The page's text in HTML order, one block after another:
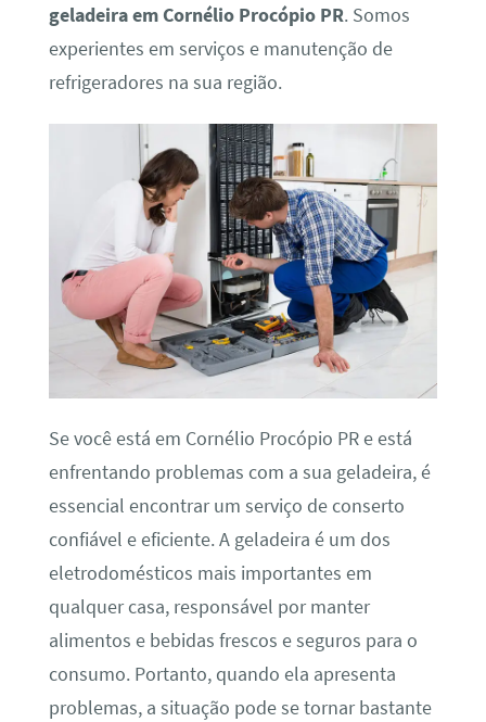
geladeira em Cornélio Procópio PR. Somos
experientes em serviços e manutenção de
refrigeradores na sua região.
Se você está em Cornélio Procópio PR e está
enfrentando problemas com a sua geladeira, é
essencial encontrar um serviço de conserto
confiável e eficiente. A geladeira é um dos
eletrodomésticos mais importantes em
qualquer casa, responsável por manter
alimentos e bebidas frescos e seguros para o
consumo. Portanto, quando ela apresenta
problemas, a situação pode se tornar bastante